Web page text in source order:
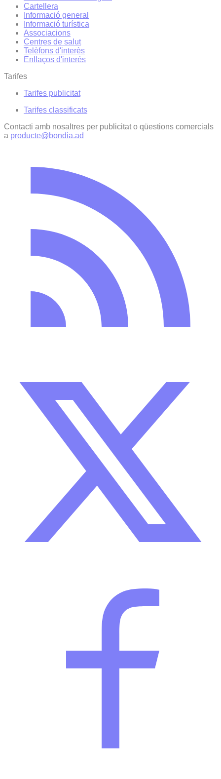
Cartellera
Informació general
Informació turística
Associacions
Centres de salut
Telèfons d'interès
Enllaços d'interés
Tarifes
Tarifes publicitat
Tarifes classificats
Contacti amb nosaltres per publicitat o qüestions comercials
a producte@bondia.ad